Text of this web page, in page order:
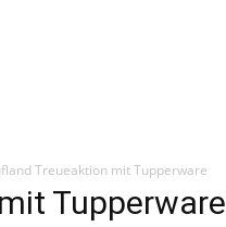
Treueaktion mit Tupperware
Tupperware